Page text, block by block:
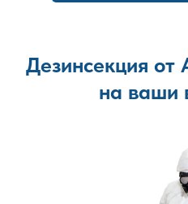
Дезинсекция
на ваши